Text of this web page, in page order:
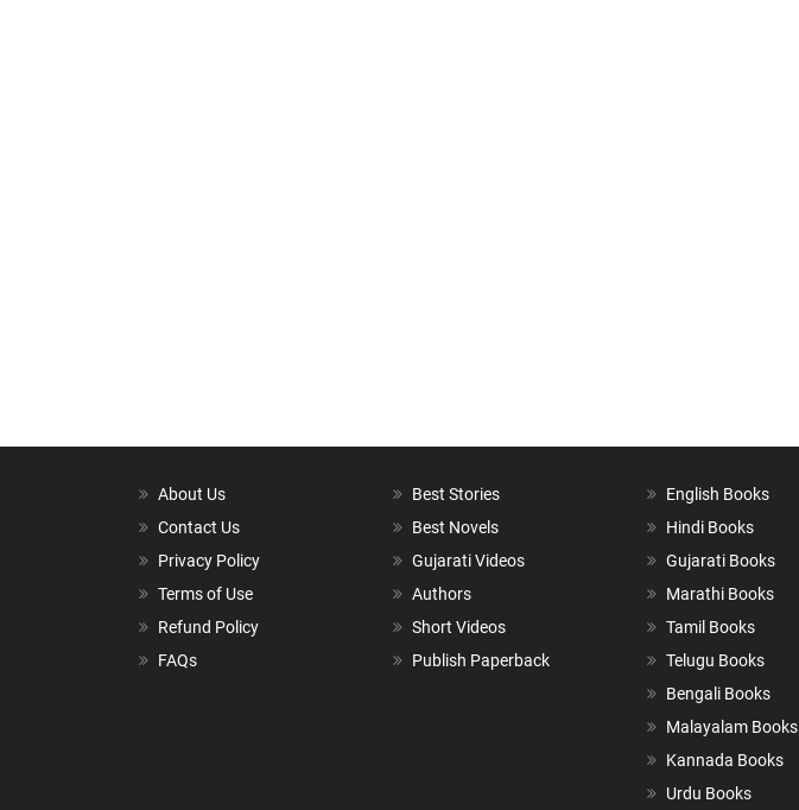
About Us
Contact Us
Privacy Policy
Terms of Use
Refund Policy
FAQs
Best Stories
Best Novels
Gujarati Videos
Authors
Short Videos
Publish Paperback
English Books
Hindi Books
Gujarati Books
Marathi Books
Tamil Books
Telugu Books
Bengali Books
Malayalam Books
Kannada Books
Urdu Books